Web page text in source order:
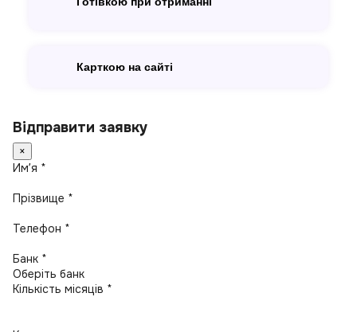
Карткою на сайті
Відправити заявку
×
Имʼя *
Прізвище *
Телефон *
Банк *
Кількість місяців *